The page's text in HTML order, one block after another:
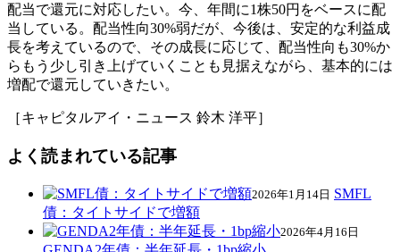
配当で還元に対応したい。今、年間に1株50円をベースに配
当している。配当性向30%弱だが、今後は、安定的な利益成
長を考えているので、その成長に応じて、配当性向も30%か
らもう少し引き上げていくことも見据えながら、基本的には
増配で還元していきたい。
［キャピタルアイ・ニュース 鈴木 洋平］
よく読まれている記事
2026年1月14日 SMFL
債：タイトサイドで増額
2026年4月16日